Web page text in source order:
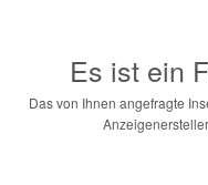
Es ist ein
Das von Ihnen angefragte